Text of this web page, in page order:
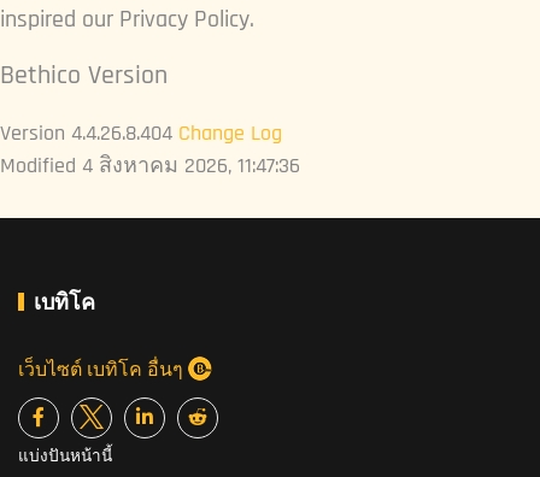
inspired our Privacy Policy.
Bethico Version
Version 4.4.26.8.404 Change Log
Modified 4 สิงหาคม 2026, 11:47:36
เบทิโค
เว็บไซต์ เบทิโค อื่นๆ
แบ่งปันหน้านี้